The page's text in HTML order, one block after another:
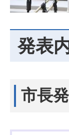
発表
市長